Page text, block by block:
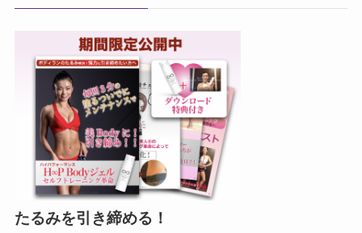
たるみを引き締める！